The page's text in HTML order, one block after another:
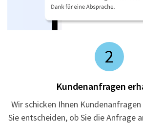
2
Kundenanfragen
Wir schicken Ihnen
Sie entscheiden, ob Sie die Anfrage